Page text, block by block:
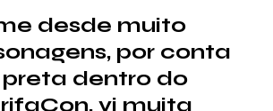
desde muito
por conta
dentro do
vi muita